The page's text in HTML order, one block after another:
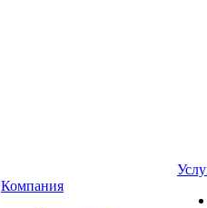
Компания